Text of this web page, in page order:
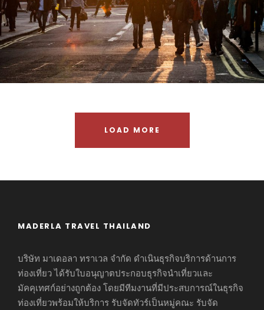
LOAD MORE
MADERLA TRAVEL THAILAND
บริษัท มาเดอลา ทราเวล จำกัด ดำเนินธุรกิจบริการด้านการ
ท่องเที่ยว ได้รับใบอนุญาตประกอบธุรกิจนำเที่ยวและ
มัคคุเทศก์อย่างถูกต้อง โดยมีทีมงานที่มีประสบการณ์ในธุรกิจ
ท่องเที่ยวพร้อมให้บริการ รับจัดทัวร์เป็นหมู่คณะ รับจัด